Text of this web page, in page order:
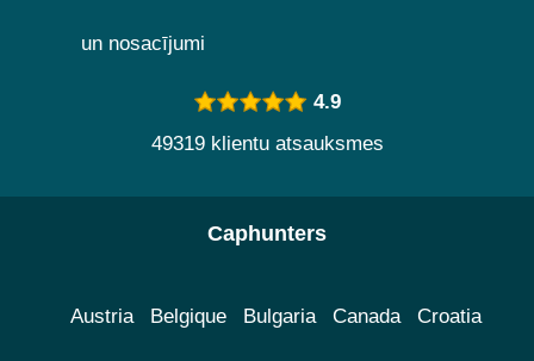
un nosacījumi
4.9
49319 klientu atsauksmes
Caphunters
Austria Belgique Bulgaria Canada Croatia